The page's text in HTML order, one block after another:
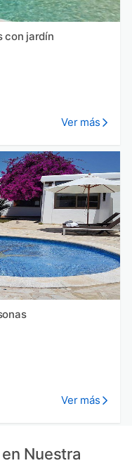
con jardín
Ver más
Ver más
Nuestra